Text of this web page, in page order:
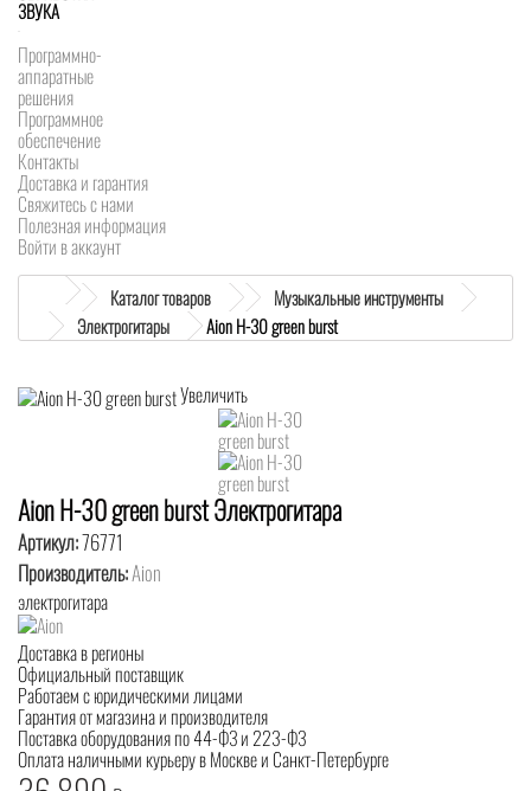
ЗВУКА
Программно-
аппаратные
решения
Программное
обеспечение
Контакты
Доставка и гарантия
Свяжитесь с нами
Полезная информация
Войти в аккаунт
Каталог товаров
Музыкальные инструменты
Электрогитары
Aion H-30 green burst
Увеличить
Aion H-30 green burst Электрогитара
Артикул:76771
Производитель:Aion
электрогитара
Доставка в регионы
Официальный поставщик
Работаем с юридическими лицами
Гарантия от магазина и производителя
Поставка оборудования по 44-ФЗ и 223-ФЗ
Оплата наличными курьеру в Москве и Санкт-Петербурге